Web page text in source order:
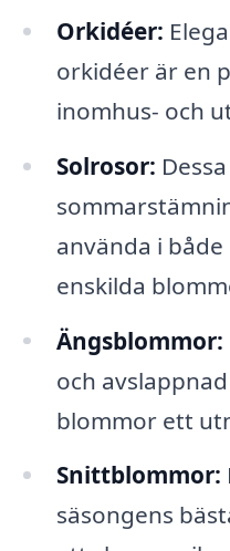
Orkidéer:
orkidéer är en
inomhus- och
Solrosor:
använda i
enskilda
Ängsblommor:
och
blommor ett
Snittblommor:
säsongens